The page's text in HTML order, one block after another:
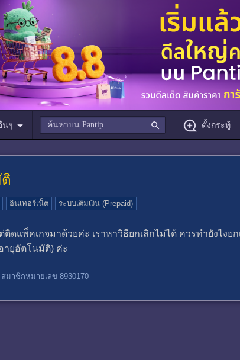
นๆ ตั้งกระทู้
อินเทอร์เน็ต ระบบเติมเงิน (Prepaid)
ดแพ็คเกจมาด้วยค่ะ เราหาวิธียกเลิกไม่ได้ ควรทำยังไงย
ายุอัตโนมัติ) ค่ะ
สมาชิกหมายเลข 8930170